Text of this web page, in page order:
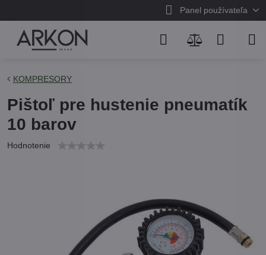
Panel používateľa
KOMPRESORY
Pištoľ pre hustenie pneumatík
10 barov
Hodnotenie